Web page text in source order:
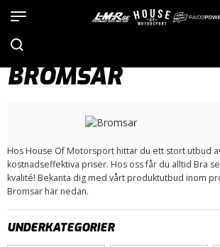
> Bromsar
BROMSAR
Hos House Of Motorsport hittar du ett stort utbud
kostnadseffektiva priser. Hos oss får du alltid Bra
kvalité! Bekanta dig med vårt produktutbud inom
Bromsar här nedan.
UNDERKATEGORIER